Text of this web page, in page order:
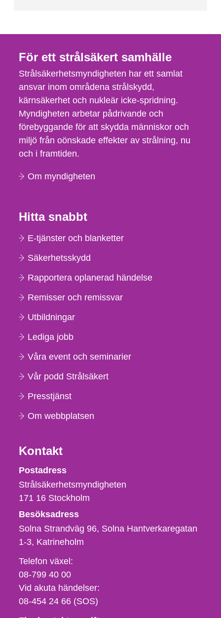
För ett strålsäkert samhälle
Strålsäkerhetsmyndigheten har ett samlat
ansvar inom områdena strålskydd,
kärnsäkerhet och nukleär icke-spridning.
Myndigheten arbetar pådrivande och
förebyggande för att skydda människor och
miljö från oönskade effekter av strålning, nu
och i framtiden.
Om myndigheten
Hitta snabbt
E-tjänster och blanketter
Säkerhetsskydd
Rapportera oplanerad händelse
Remisser och remissvar
Utbildningar
Lediga jobb
Våra event och seminarier
Vår podd Strålsäkert
Presstjänst
Om webbplatsen
Kontakt
Strålsäkerhetsmyndigheten
Postadress
Strålsäkerhetsmyndigheten
171 16 Stockholm
Besöksadress
Solna Strandväg 96, Solna Hantverkaregatan
1-3 Katrineholm
Telefon,
fax
och
e-
Telefon växel:
08-799 40 00
Vid akuta händelser:
08-454 24 66 (SOS)